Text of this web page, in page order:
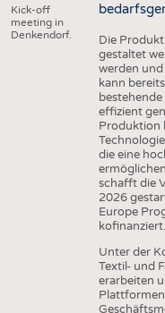
Kick-off
meeting in
Denkendorf.
Die
gestaltet
werden
kann
effizient
Produktion
die eine
schafft die
2026
Europe
kofinanziert.
Unter der
Textil- und
erarbeiten